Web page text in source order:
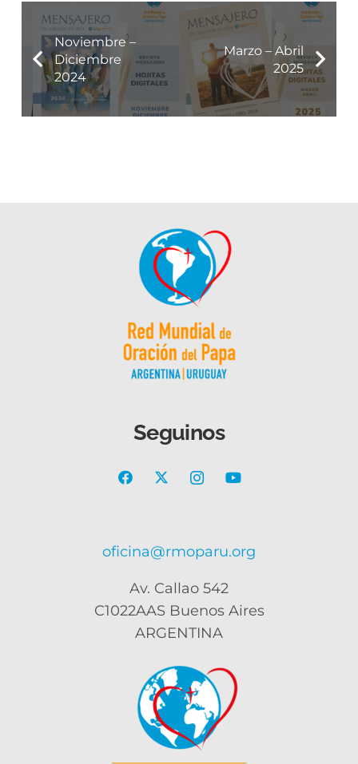
Noviembre –
Diciembre
2024
Marzo – Abril
2025
Seguinos
oficina@rmoparu.org
Av. Callao 542
C1022AAS Buenos Aires
ARGENTINA